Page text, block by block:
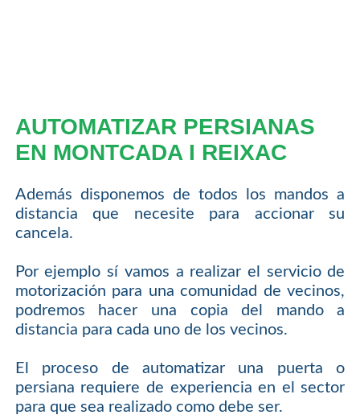
AUTOMATIZAR PERSIANAS
EN MONTCADA I REIXAC
Además disponemos de todos los mandos a
distancia que necesite para accionar su
cancela.
Por ejemplo sí vamos a realizar el servicio de
motorización para una comunidad de vecinos,
podremos hacer una copia del mando a
distancia para cada uno de los vecinos.
El proceso de automatizar una puerta o
persiana requiere de experiencia en el sector
para que sea realizado como debe ser.